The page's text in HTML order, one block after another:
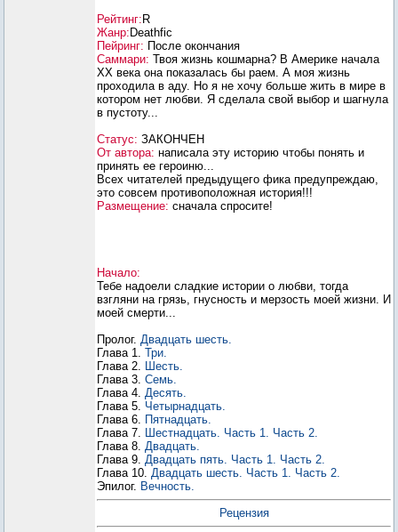
Рейтинг: R
Жанр: Deathfic
Пейринг: После окончания
Саммари: Твоя жизнь кошмарна? В Америке начала
ХХ века она показалась бы раем. А моя жизнь
проходила в аду. Но я не хочу больше жить в мире в
котором нет любви. Я сделала свой выбор и шагнула
в пустоту...
Статус: ЗАКОНЧЕН
От автора: написала эту историю чтобы понять и
принять ее героиню...
Всех читателей предыдущего фика предупреждаю,
это совсем противоположная история!!!
Размещение: сначала спросите!
Начало:
Тебе надоели сладкие истории о любви, тогда
взгляни на грязь, гнусность и мерзость моей жизни. И
моей смерти...
Пролог. Двадцать шесть.
Глава 1. Три.
Глава 2. Шесть.
Глава 3. Семь.
Глава 4. Десять.
Глава 5. Четырнадцать.
Глава 6. Пятнадцать.
Глава 7. Шестнадцать. Часть 1. Часть 2.
Глава 8. Двадцать.
Глава 9. Двадцать пять. Часть 1. Часть 2.
Глава 10. Двадцать шесть. Часть 1. Часть 2.
Эпилог. Вечность.
Рецензия